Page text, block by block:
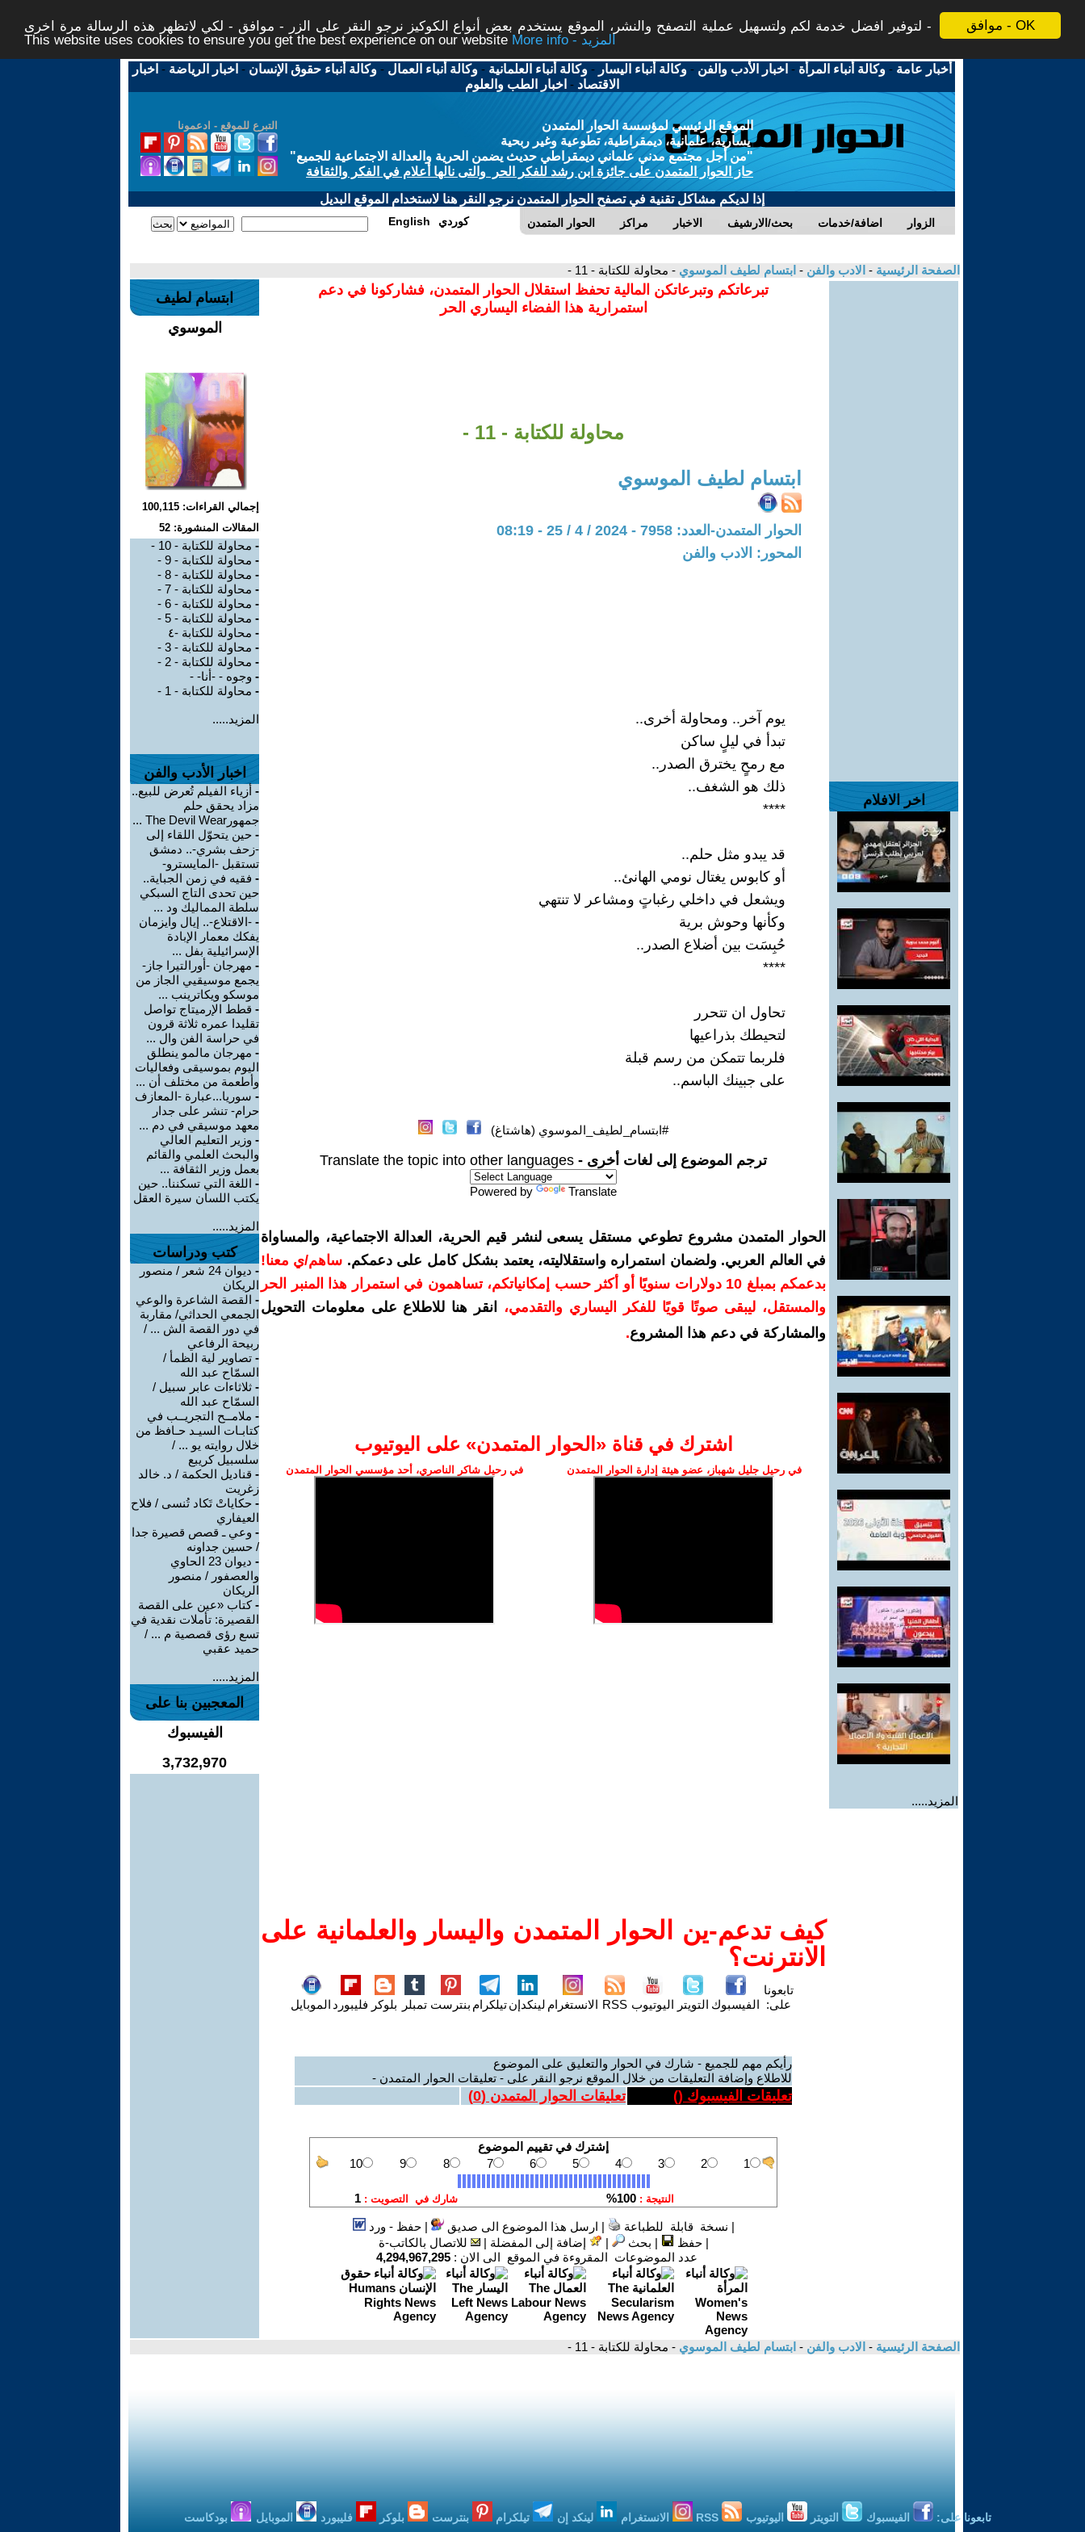
موافق - OK
لتوفير افضل خدمة لكم ولتسهيل عملية التصفح والنشر، الموقع يستخدم بعض أنواع الكوكيز نرجو النقر على الزر - موافق - لكي لاتظهر هذه الرسالة مرة اخرى -
This website uses cookies to ensure you get the best experience on our website
More info - المزيد
أخبار عامة -وكالة أنباء المرأة - اخبار الأدب والفن -وكالة أنباء اليسار -وكالة أنباء العلمانية -وكالة أنباء العمال -وكالة أنباء حقوق الإنسان - اخبار الرياضة - اخبار
الاقتصاد - اخبار الطب والعلوم
التبرع للموقع - ادعمونا
الموقع الرئيسي لمؤسسة الحوار المتمدن
يسارية، علمانية، ديمقراطية، تطوعية وغير ربحية
"من أجل مجتمع مدني علماني ديمقراطي حديث يضمن الحرية والعدالة الاجتماعية للجميع"
حاز الحوار المتمدن على جائزة ابن رشد للفكر الحر والتى نالها أعلام في الفكر والثقافة
إذا لديكم مشاكل تقنية في تصفح الحوار المتمدن نرجو النقر هنا لاستخدام الموقع البديل
الحوار المتمدن مراكز الاخبار بحث/الارشيف اضافة/خدمات الزوار English كوردي
الصفحة الرئيسية - الادب والفن - ابتسام لطيف الموسوي - محاولة للكتابة - 11 -
اخر الافلام
المزيد.....
تبرعاتكم وتبرعاتكن المالية تحفظ استقلال الحوار المتمدن، فشاركونا في دعم
استمرارية هذا الفضاء اليساري الحر
محاولة للكتابة - 11 -
ابتسام لطيف الموسوي
الحوار المتمدن-العدد: 7958 - 2024 / 4 / 25 - 08:19
المحور: الادب والفن
يوم آخر.. ومحاولة أخرى..
تبدأ في ليلٍ ساكن
مع رمحٍ يخترق الصدر..
ذلك هو الشغف..
****
قد يبدو مثل حلم..
أو كابوس يغتال نومي الهانئ..
ويشعل في داخلي رغباتٍ ومشاعر لا تنتهي
وكأنها وحوش برية
حُبِسَت بين أضلاع الصدر..
****
تحاول ان تتحرر
لتحيطك بذراعيها
فلربما تتمكن من رسم قبلة
على جبينك الباسم..
#ابتسام_لطيف_الموسوي (هاشتاغ)
ترجم الموضوع إلى لغات أخرى - Translate the topic into other languages
Powered by Translate
الحوار المتمدن مشروع تطوعي مستقل يسعى لنشر قيم الحرية، العدالة الاجتماعية، والمساواة
في العالم العربي. ولضمان استمراره واستقلاليته، يعتمد بشكل كامل على دعمكم. ساهم/ي معنا!
بدعمكم بمبلغ 10 دولارات سنويًا أو أكثر حسب إمكانياتكم، تساهمون في استمرار هذا المنبر الحر
والمستقل، ليبقى صوتًا قويًا للفكر اليساري والتقدمي،
انقر هنا للاطلاع على معلومات التحويل
والمشاركة في دعم هذا المشروع.
اشترك في قناة ‫«الحوار المتمدن» على اليوتيوب
في رحيل جليل شهباز، عضو هيئة إدارة الحوار المتمدن في رحيل شاكر الناصري، أحد مؤسسي الحوار المتمدن
كيف تدعم-ين الحوار المتمدن واليسار والعلمانية على
الانترنت؟
تابعونا
على: الفيسبوك التويتر اليوتيوب RSS الانستغرام لينكدإنتيلكرام بنترست تمبلر بلوكر فليبورد الموبايل
رأيكم مهم للجميع - شارك في الحوار والتعليق على الموضوع
للاطلاع وإضافة التعليقات من خلال الموقع نرجو النقر على - تعليقات الحوار المتمدن -
تعليقات الفيسبوك () تعليقات الحوار المتمدن (0
)
| نسخة قابلة للطباعة | ارسل هذا الموضوع الى صديق |حفظ - ورد
|حفظ | بحث | إضافة إلى المفضلة |
للاتصال بالكاتب-ة
عدد الموضوعات المقروءة في الموقع الى الان : 4,294,967,295
ابتسام لطيف
الموسوي
إجمالي القراءات: 100,115
المقالات المنشورة: 52
- محاولة للكتابة - 10 -
- محاولة للكتابة - 9 -
- محاولة للكتابة - 8 -
- محاولة للكتابة - 7 -
- محاولة للكتابة - 6 -
- محاولة للكتابة - 5 -
- محاولة للكتابة -٤
- محاولة للكتابة - 3 -
- محاولة للكتابة - 2 -
- وجوه - -أنا- -
- محاولة للكتابة - 1 -
المزيد.....
اخبار الأدب والفن
- أزياء الفيلم تُعرض للبيع..
مزاد يحقق حلم
جمهورThe Devil Wear ...
- حين يتحوّل اللقاء إلى
-زحف بشري-.. دمشق
تستقبل -المايسترو-
- فقيه في زمن الجباية..
حين تحدى التاج السبكي
سلطة المماليك ود ...
- -الاقتلاع-.. إيال وايزمان
يفكك معمار الإبادة
الإسرائيلية بفل ...
- مهرجان -أورالتيرا جاز-
يجمع موسيقيي الجاز من
موسكو ويكاترينب ...
- قطط الإرميتاج تواصل
تقليدا عمره ثلاثة قرون
في حراسة الفن وال ...
- مهرجان مالمو ينطلق
اليوم بموسيقى وفعاليات
وأطعمة من مختلف أن ...
- سوريا...عبارة -المعازف
حرام- تنشر على جدار
معهد موسيقي في دم ...
- وزير التعليم العالي
والبحث العلمي والقائم
بعمل وزير الثقافة ...
- اللغة التي تسكننا.. حين
يكتب اللسان سيرة العقل
المزيد.....
كتب ودراسات
-
ديوان 24 شعر / منصور
الريكان
- القصة الشاعرة والوعي
الجمعي الحداثي/ مقاربة
في دور القصة الش ... /
ربيحة الرفاعي
- تصاوير لية الظمأ /
السمّاح عبد الله
- ثلاثاءات عابر سبيل /
السمّاح عبد الله
- ملامــح التجريــب في
كتابـات السيـد حـافظ من
خلال روايته يو ... /
سلسبيل كريبع
- قناديل الحكمة / د. خالد
زغريت
- حكاياتْ تَكاد تُنسى / فلاح
العيفاري
- وعي ـ قصص قصيرة جدا
/ حسين جداونه
-
ديوان 23 الحاوي
والعصفور / منصور
الريكان
-كتاب «عين على القصة
القصيرة: تأملات نقدية في
تسع رؤى قصصية م ... /
حميد عقبي
المزيد.....
المعجبين بنا على
الفيسبوك
3,732,970
الصفحة الرئيسية - الادب والفن - ابتسام لطيف الموسوي - محاولة للكتابة - 11 -
تابعونا على: الفيسبوك التويتر اليوتيوب الانستغرام لينكد إن تيلكرام بنترست بلوكر فليبورد الموبايل بودكاست